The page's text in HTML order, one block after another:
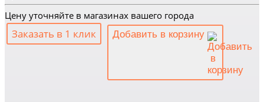
Цену уточняйте в магазинах вашего города
Заказать в 1 клик Добавить в корзину